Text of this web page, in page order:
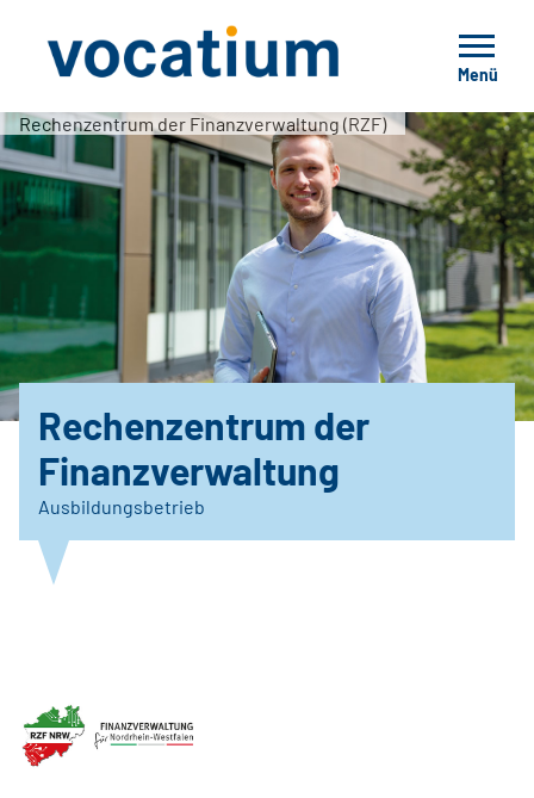
Menü
Rechenzentrum der Finanzverwaltung (RZF)
Rechenzentrum der
Finanzverwaltung
Ausbildungsbetrieb